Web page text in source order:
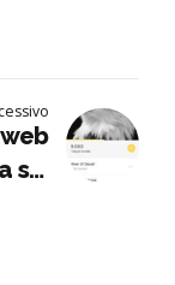
sui